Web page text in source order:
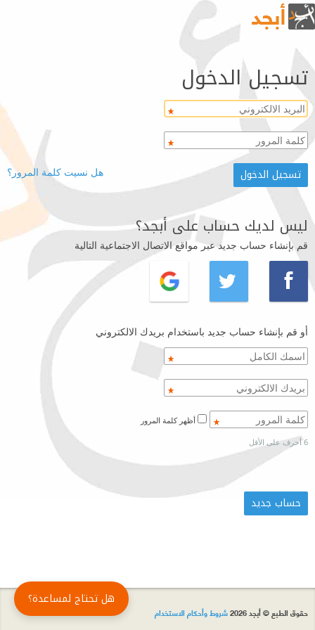
تسجيل الدخول
هل نسيت كلمة المرور؟
ليس لديك حساب على أبجد؟
قم بإنشاء حساب جديد عبر مواقع الاتصال الاجتماعية التالية
أو قم بإنشاء حساب جديد باستخدام بريدك الالكتروني
6 أحرف على الأقل
حقوق الطبع © أبجد 2026 شروط وأحكام الاستخدام
هل تحتاج لمساعدة؟